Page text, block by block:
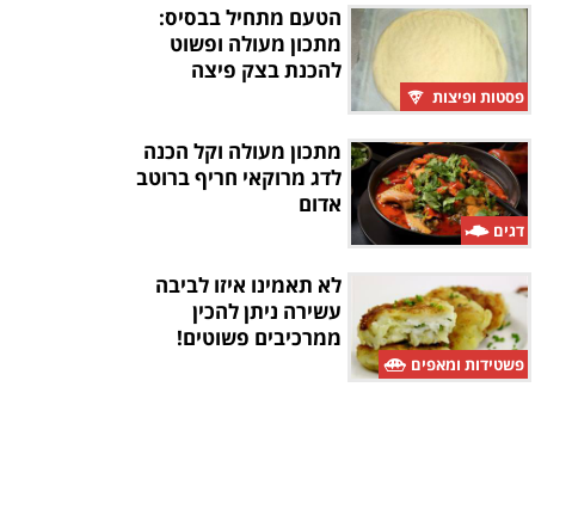
פסטות ופיצות
הטעם מתחיל בבסיס:
מתכון מעולה ופשוט
להכנת בצק פיצה
דגים
מתכון מעולה וקל הכנה
לדג מרוקאי חריף ברוטב
אדום
פשטידות ומאפים
לא תאמינו איזו לביבה
עשירה ניתן להכין
ממרכיבים פשוטים!